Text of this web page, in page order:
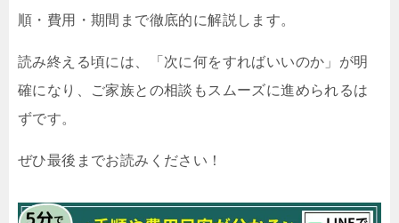
順・費用・期間まで徹底的に解説します。
読み終える頃には、「次に何をすればいいのか」が明
確になり、ご家族との相談もスムーズに進められるは
ずです。
ぜひ最後までお読みください！